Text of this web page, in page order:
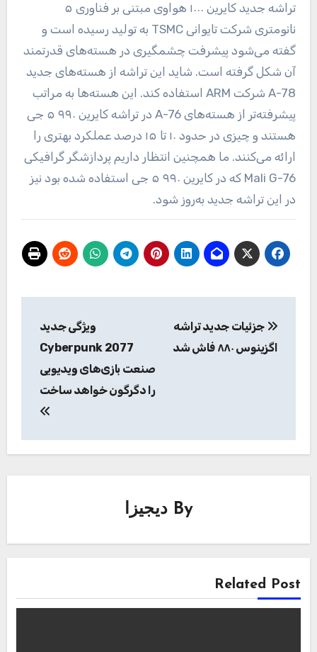
تراشه جدید کایرین ۱۰۰۰ هواوی مبتنی بر فناوری ۵
نانومتری شرکت تایوانی TSMC به تولید رسیده است و
گفته می‌شود پیشرفت چشمگیری در هسته‌های قدرتمند
آن شکل گرفته است. شاید این تراشه از هسته‌های جدید
A-78 شرکت ARM استفاده کند. این هسته‌ها به مراتب
پیشرفته‌تر از هسته‌های A-76 در تراشه کایرین ۹۹۰ ۵ جی
هستند و چیزی در حدود ۱۰ تا ۱۵ درصد عملکرد بهتری را
ارائه می‌کنند. ما همچنین انتظار داریم پردازشگر گرافیکی
Mali G-76 که در کایرین ۹۹۰ ۵ جی استفاده شده بود نیز
در این تراشه جدید به‌روز شود.
نوشته
جزئیات جدید تراشه
اگزینوس ۸۸۰ فاش شد
ویژگی جدید
Cyberpunk 2077
صنعت بازی‌های ویدیویی
را دگرگون خواهد ساخت
By دیجیزا
Related Post